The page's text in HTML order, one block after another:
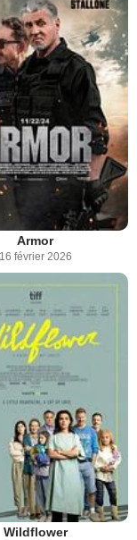
Armor
16 février 2026
Wildflower